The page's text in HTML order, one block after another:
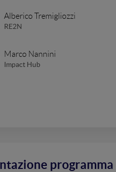
Alberico Tremigliozzi
RE2N
Marco Nannini
Impact Hub
programma